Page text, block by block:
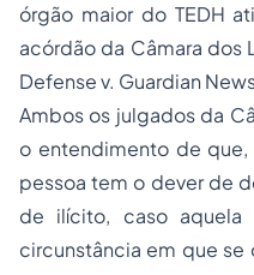
órgão maior do TEDH
acórdão da Câmara dos
Defense v. Guardian
Ambos os julgados da
o entendimento de que,
pessoatem o deverde
de ilícito, caso aquela
circunstância em que